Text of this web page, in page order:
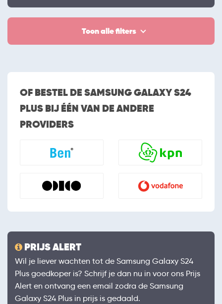
Toon alle filters
OF BESTEL DE SAMSUNG GALAXY S24
PLUS BIJ ÉÉN VAN DE ANDERE
PROVIDERS
PRIJS ALERT
Wil je liever wachten tot de Samsung Galaxy S24
Plus goedkoper is? Schrijf je dan nu in voor ons Prijs
Alert en ontvang een email zodra de Samsung
Galaxy S24 Plus in prijs is gedaald.